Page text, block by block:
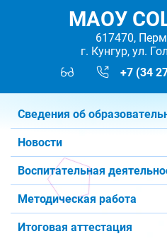
МАОУ
617470,
г. Кунгур, ул.
+7 (34
Сведения об
Новости
Воспитательная
Методическая работа
Итоговая аттестация